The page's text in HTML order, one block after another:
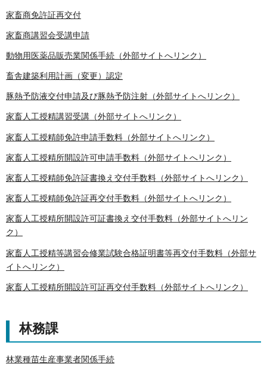
家畜商免許証再交付
家畜商講習会受講申請
動物用医薬品販売業関係手続（外部サイトへリンク）
畜舎建築利用計画（変更）認定
豚熱予防液交付申請及び豚熱予防注射（外部サイトへリンク）
家畜人工授精講習受講（外部サイトへリンク）
家畜人工授精師免許申請手数料（外部サイトへリンク）
家畜人工授精所開設許可申請手数料（外部サイトへリンク）
家畜人工授精師免許証書換え交付手数料（外部サイトへリンク）
家畜人工授精師免許証再交付手数料（外部サイトへリンク）
家畜人工授精所開設許可証書換え交付手数料（外部サイトへリン
ク）
家畜人工授精等講習会修業試験合格証明書等再交付手数料（外部サ
イトへリンク）
家畜人工授精所開設許可証再交付手数料（外部サイトへリンク）
林務課
林業種苗生産事業者関係手続